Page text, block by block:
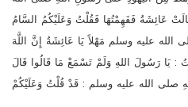
عَائِشَةُ فَفَهِمْتُهَا فَقُلْتُ وَعَلَيْكُمُ السَّامُ
الله عليه وسلم مَهْلاً يَا عَائِشَةُ إِنَّ اللَّهَ
: يَا رَسُولَ اللهِ وَلَمْ تَسْمَعْ مَا قَالُوا قَالَ